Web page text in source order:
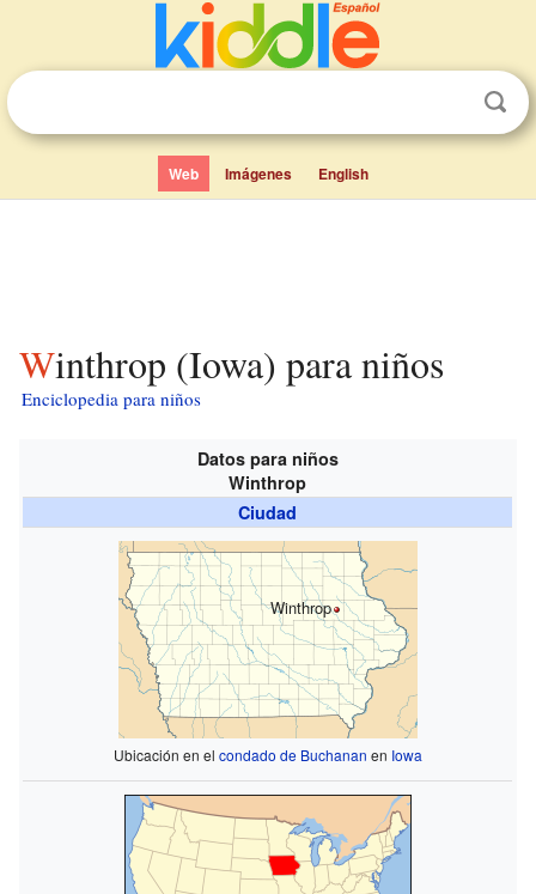
Web Imágenes English
Winthrop (Iowa) para niños
Enciclopedia para niños
Datos para niños
Winthrop
Ciudad
Winthrop
Ubicación en el condado de Buchanan en Iowa